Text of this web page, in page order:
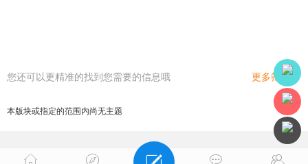
您还可以更精准的找到您需要的信息哦 更多筛选
本版块或指定的范围内尚无主题